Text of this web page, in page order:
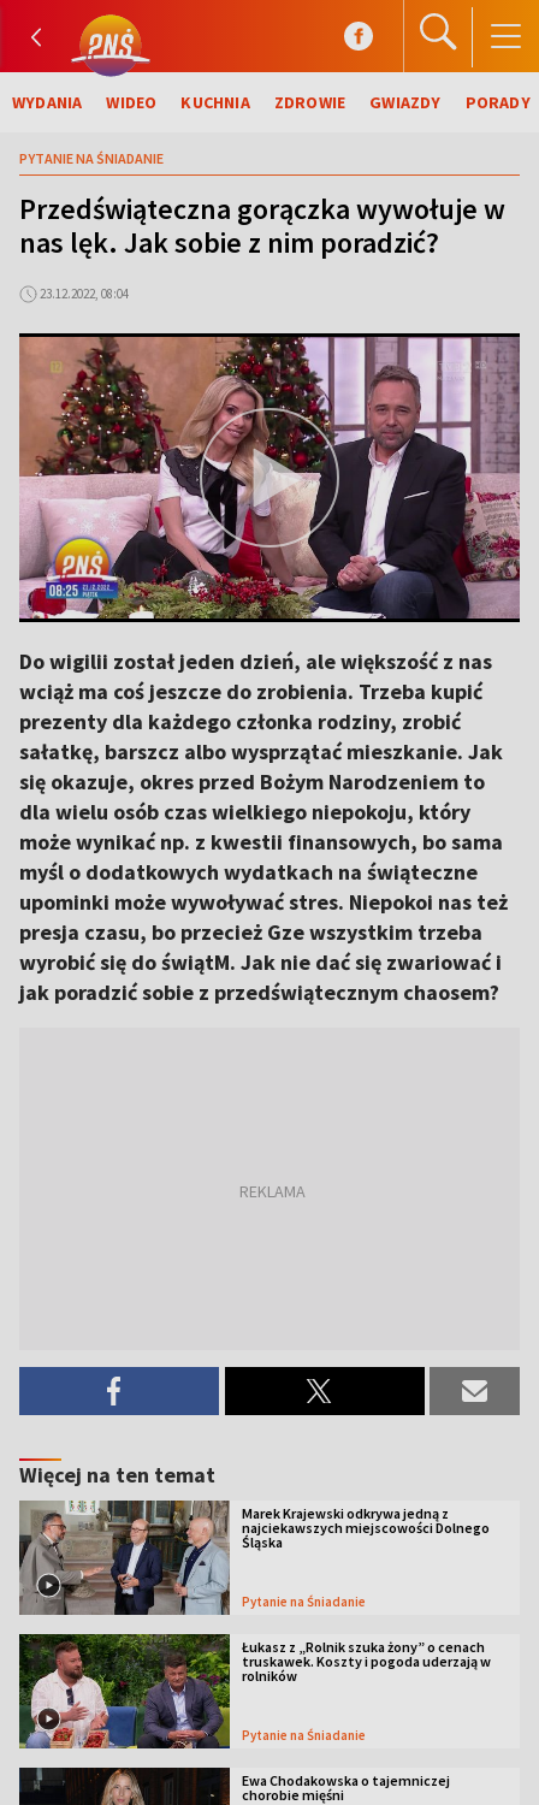
WYDANIA WIDEO KUCHNIA ZDROWIE GWIAZDY PORADY
PYTANIE NA ŚNIADANIE
Przedświąteczna gorączka wywołuje w
nas lęk. Jak sobie z nim poradzić?
23.12.2022, 08:04
Do wigilii został jeden dzień, ale większość z nas
wciąż ma coś jeszcze do zrobienia. Trzeba kupić
prezenty dla każdego członka rodziny, zrobić
sałatkę, barszcz albo wysprzątać mieszkanie. Jak
się okazuje, okres przed Bożym Narodzeniem to
dla wielu osób czas wielkiego niepokoju, który
może wynikać np. z kwestii finansowych, bo sama
myśl o dodatkowych wydatkach na świąteczne
upominki może wywoływać stres. Niepokoi nas też
presja czasu, bo przecież Gze wszystkim trzeba
wyrobić się do świątM. Jak nie dać się zwariować i
jak poradzić sobie z przedświątecznym chaosem?
Więcej na ten temat
Marek Krajewski odkrywa jedną z
najciekawszych miejscowości Dolnego
Śląska
Pytanie na Śniadanie
Łukasz z „Rolnik szuka żony” o cenach
truskawek. Koszty i pogoda uderzają w
rolników
Pytanie na Śniadanie
Ewa Chodakowska o tajemniczej
chorobie mięśni